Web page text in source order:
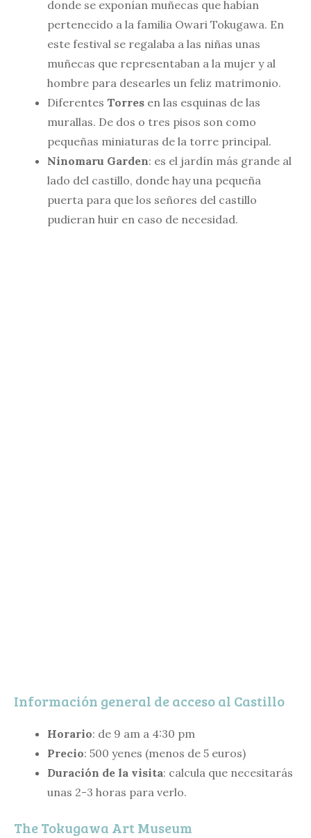
donde se exponían muñecas que habían
pertenecido a la familia Owari Tokugawa. En
este festival se regalaba a las niñas unas
muñecas que representaban a la mujer y al
hombre para desearles un feliz matrimonio.
Diferentes Torres en las esquinas de las
murallas. De dos o tres pisos son como
pequeñas miniaturas de la torre principal.
Ninomaru Garden: es el jardín más grande al
lado del castillo, donde hay una pequeña
puerta para que los señores del castillo
pudieran huir en caso de necesidad.
Información general de acceso al Castillo
Horario: de 9 am a 4:30 pm
Precio: 500 yenes (menos de 5 euros)
Duración de la visita: calcula que necesitarás
unas 2-3 horas para verlo.
The Tokugawa Art Museum